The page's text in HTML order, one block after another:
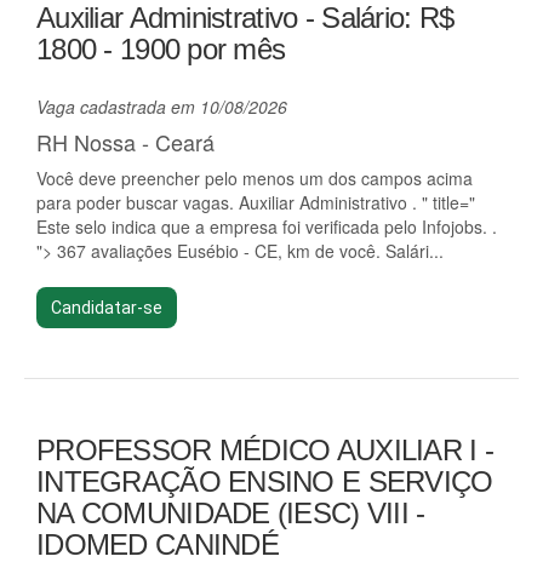
Auxiliar Administrativo - Salário: R$
1800 - 1900 por mês
Vaga cadastrada em 10/08/2026
RH Nossa - Ceará
Você deve preencher pelo menos um dos campos acima
para poder buscar vagas. Auxiliar Administrativo . " title="
Este selo indica que a empresa foi verificada pelo Infojobs. .
"> 367 avaliações Eusébio - CE, km de você. Salári...
Candidatar-se
PROFESSOR MÉDICO AUXILIAR I -
INTEGRAÇÃO ENSINO E SERVIÇO
NA COMUNIDADE (IESC) VIII -
IDOMED CANINDÉ